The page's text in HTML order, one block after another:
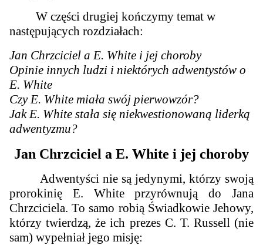
W części drugiej kończymy temat w
następujących rozdziałach:
Jan Chrzciciel a E. White i jej choroby
Opinie innych ludzi i niektórych adwentystów o
E. White
Czy E. White miała swój pierwowzór?
Jak E. White stała się niekwestionowaną liderką
adwentyzmu?
Jan Chrzciciel a E. White i jej choroby
Adwentyści nie są jedynymi, którzy swoją
prorokinię E. White przyrównują do Jana
Chrzciciela. To samo robią Świadkowie Jehowy,
którzy twierdzą, że ich prezes C. T. Russell (nie
sam) wypełniał jego misję: